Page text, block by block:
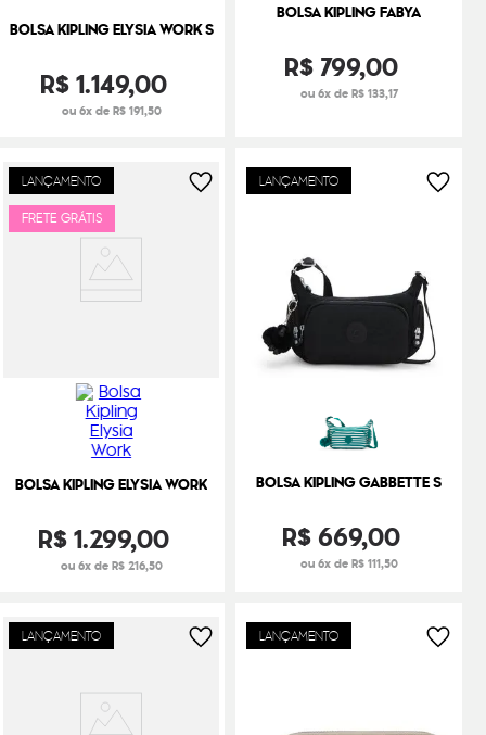
BOLSA KIPLING ELYSIA WORK S
R$1.149,00
ou 6x de R$ 191,50
BOLSA KIPLING FABYA
R$ 799,00
ou 6x de R$ 133,17
LANÇAMENTO
FRETE GRÁTIS
BOLSA KIPLING ELYSIA WORK
R$1.299,00
ou 6x de R$ 216,50
LANÇAMENTO
BOLSA KIPLING GABBETTE S
R$ 669,00
ou 6x de R$ 111,50
LANÇAMENTO LANÇAMENTO